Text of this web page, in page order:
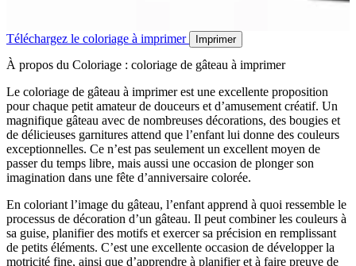
Téléchargez le coloriage à imprimer Imprimer
À propos du Coloriage : coloriage de gâteau à imprimer
Le coloriage de gâteau à imprimer est une excellente proposition
pour chaque petit amateur de douceurs et d’amusement créatif. Un
magnifique gâteau avec de nombreuses décorations, des bougies et
de délicieuses garnitures attend que l’enfant lui donne des couleurs
exceptionnelles. Ce n’est pas seulement un excellent moyen de
passer du temps libre, mais aussi une occasion de plonger son
imagination dans une fête d’anniversaire colorée.
En coloriant l’image du gâteau, l’enfant apprend à quoi ressemble le
processus de décoration d’un gâteau. Il peut combiner les couleurs à
sa guise, planifier des motifs et exercer sa précision en remplissant
de petits éléments. C’est une excellente occasion de développer la
motricité fine, ainsi que d’apprendre à planifier et à faire preuve de